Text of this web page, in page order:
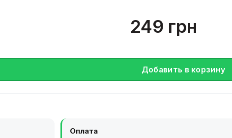
249 грн
Добавить в корзину
Оплата